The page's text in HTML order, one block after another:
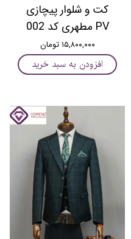
کت و شلوار پیچازی
PV مطهری کد 002
۱۵,۸۰۰,۰۰۰ تومان
افزودن به سبد خرید